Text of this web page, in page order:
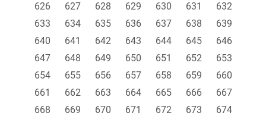
626
627 628 629 630 631
632
633
634 635 636 637 638
639
640
641 642 643 644 645
646
647
648 649 650 651 652
653
654
655 656 657 658 659
660
661
662 663 664 665 666
667
668
669 670 671 672 673
674